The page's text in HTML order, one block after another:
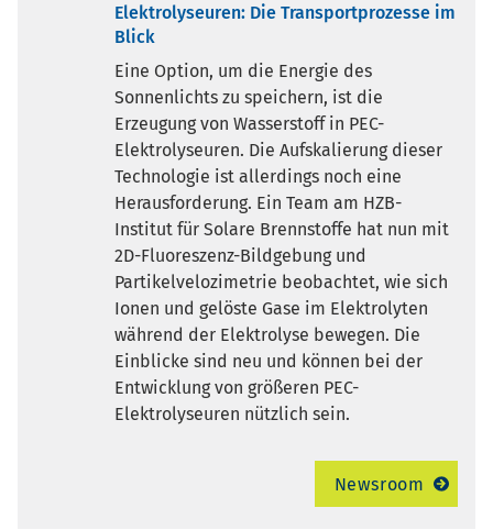
Elektrolyseuren: Die Transportprozesse im
Blick
Eine Option, um die Energie des
Sonnenlichts zu speichern, ist die
Erzeugung von Wasserstoff in PEC-
Elektrolyseuren. Die Aufskalierung dieser
Technologie ist allerdings noch eine
Herausforderung. Ein Team am HZB-
Institut für Solare Brennstoffe hat nun mit
2D-Fluoreszenz-Bildgebung und
Partikelvelozimetrie beobachtet, wie sich
Ionen und gelöste Gase im Elektrolyten
während der Elektrolyse bewegen. Die
Einblicke sind neu und können bei der
Entwicklung von größeren PEC-
Elektrolyseuren nützlich sein.
Newsroom